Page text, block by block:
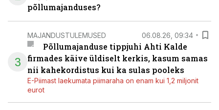
põllumajanduses?
3
MAJANDUSTULEMUSED 06.08.26, 09:34
Põllumajanduse tippjuhi Ahti Kalde
firmades käive üldiselt kerkis, kasum samas
nii kahekordistus kui ka sulas pooleks
E-Piimast laekumata piimaraha on enam kui 1,2 miljonit
eurot